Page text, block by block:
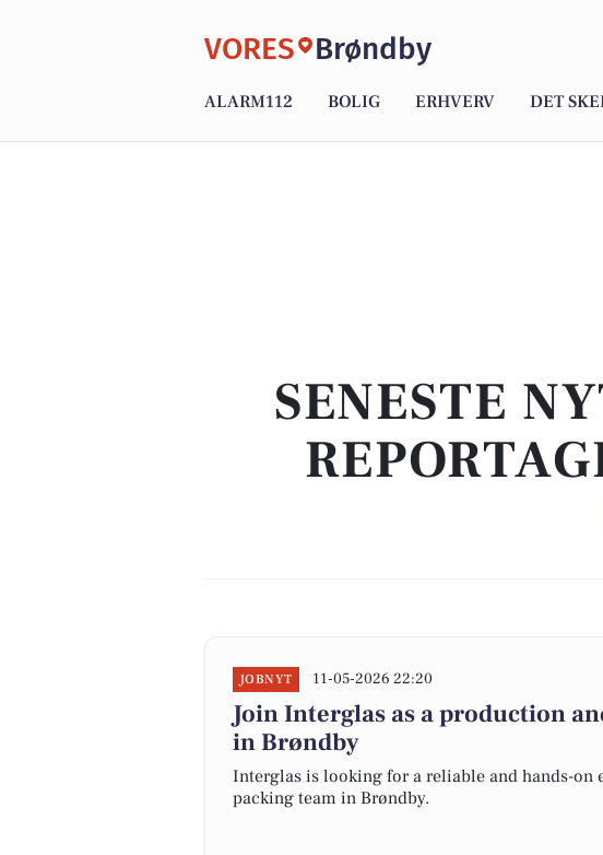
VORES Brøndby
ALARM112 BOLIG ERHVERV DET
SENESTE
JOBNYT 11-05-2026 22:20
Join Interglas as a production
in Brøndby
Interglas is looking for a reliable and hands-
packing team in Brøndby.